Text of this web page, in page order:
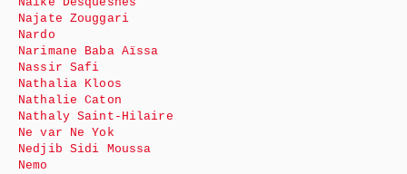
Najate Zouggari
Nardo
Narimane Baba Aïssa
Nassir Safi
Nathalia Kloos
Nathalie Caton
Nathaly Saint-Hilaire
Ne var Ne Yok
Nedjib Sidi Moussa
Nemo